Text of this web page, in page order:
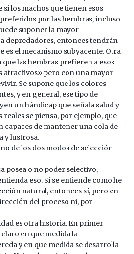
si los machos que tienen esos
por las hembras, incluso
suponer la mayor
depredadores, entonces tendrán
es el mecanismo subyacente. Otra
que las hembras prefieren a esos
atractivos» pero con una mayor
Se supone que los colores
y en general, ese tipo de
un hándicap que señala salud y
reales se piensa, por ejemplo, que
capaces de mantener una cola de
y lustrosa.
de los dos modos de selección
posea o no poder selectivo,
eso. Si se entiende como he
natural, entonces sí, pero en
del proceso ni, por
es otra historia. En primer
en que medida la
y en que medida se desarrolla